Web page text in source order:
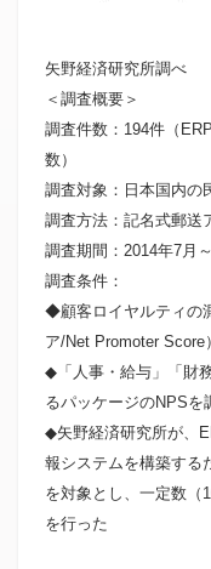
矢野経済研究所調べ
＜調査概要＞
調査件数：194件（
数）
調査対象：日本国内の
調査方法：記名式郵送
調査期間：2014年7月
調査条件：
◆顧客ロイヤルティの
ア/Net Promoter Score
◆「人事・給与」「財
るパッケージのNPSを
◆矢野経済研究所が、
報システムを構築する
を対象とし、一定数（
を行った